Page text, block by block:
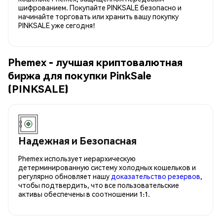
шифрованием. Покупайте PINKSALE безопасно и
начинайте торговать или хранить вашу покупку
PINKSALE уже сегодня!
Phemex - лучшая криптовалютная
биржа для покупки PinkSale
(PINKSALE)
Надежная и Безопасная
Phemex использует иерархическую
детерминированную систему холодных кошельков и
регулярно обновляет нашу доказательство резервов,
чтобы подтвердить, что все пользовательские
активы обеспечены в соотношении 1:1.